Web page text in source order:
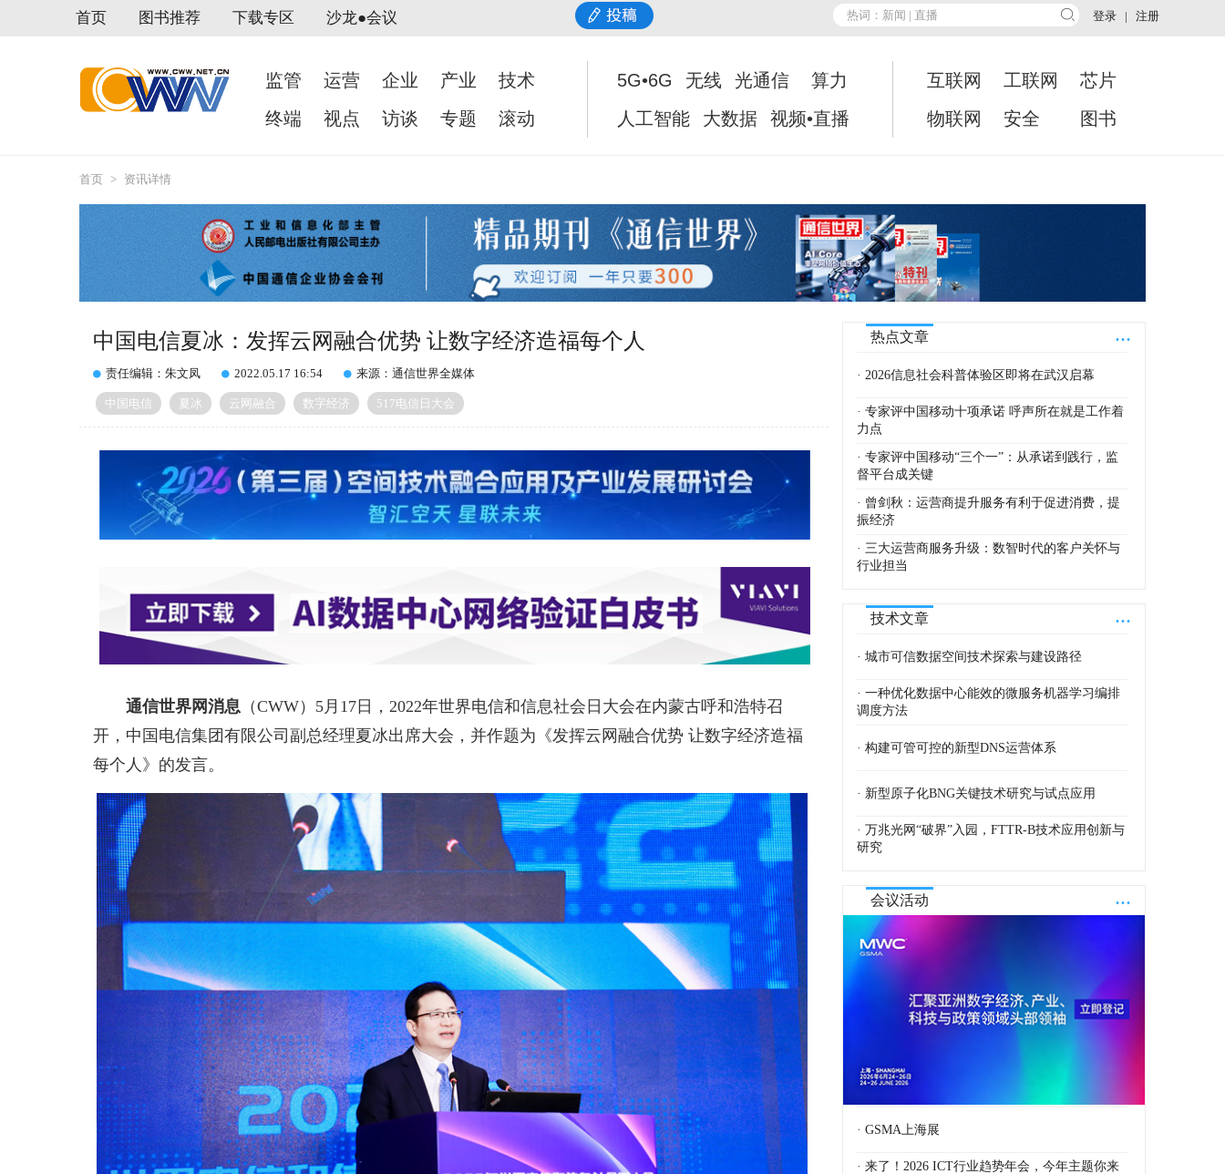
登录 | 注册
首页 图书推荐 下载专区 沙龙●会议
监管 运营 企业 产业
技术
终端
视点 访谈 专题 滚动
5G•6G 无线 光通信
算力
人工智能
大数据 视频•直播
互联网 工联网
芯片
物联网
安全 图书
首页 > 资讯详情
中国电信夏冰：发挥云网融合优势 让数字经济造福每个人
责任编辑：朱文凤 2022.05.17 16:54 来源：通信世界全媒体
中国电信 夏冰 云网融合 数字经济 517电信日大会
通信世界网消息 （CWW） 5月17日，2022年世界电信和信息社会日大会在内蒙古呼和浩特召
开，中国电信集团有限公司副总经理夏冰出席大会，并作题为《发挥云网融合优势 让数字经济造福
每个人》的发言。
...
热点文章
· 2026信息社会科普体验区即将在武汉启幕
· 专家评中国移动十项承诺 呼声所在就是工作着
力点
· 专家评中国移动“三个一”：从承诺到践行，监
督平台成关键
· 曾剑秋：运营商提升服务有利于促进消费，提
振经济
· 三大运营商服务升级：数智时代的客户关怀与
行业担当
...
技术文章
· 城市可信数据空间技术探索与建设路径
· 一种优化数据中心能效的微服务机器学习编排
调度方法
· 构建可管可控的新型DNS运营体系
· 新型原子化BNG关键技术研究与试点应用
· 万兆光网“破界”入园，FTTR-B技术应用创新与
研究
...
会议活动
· GSMA上海展
· 来了！2026 ICT行业趋势年会，今年主题你来